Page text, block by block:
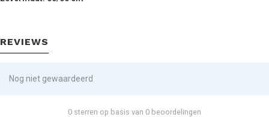
REVIEWS
Nog niet gewaardeerd
0 sterren op basis van 0 beoordelingen